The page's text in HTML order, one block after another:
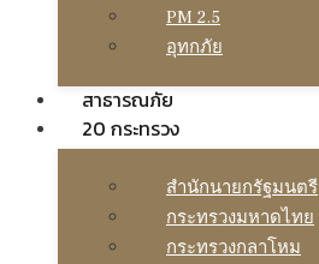
PM 2.5
อุทกภัย
สาธารณภัย
20 กระทรวง
สํานักนายกรัฐมนตรี
กระทรวงมหาดไทย
กระทรวงกลาโหม